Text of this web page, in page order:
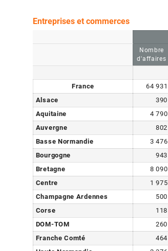
Entreprises et commerces
Nombre
d'affaires
France
64 931
Alsace
390
Aquitaine
4 790
Auvergne
802
Basse Normandie
3 476
Bourgogne
943
Bretagne
8 090
Centre
1 975
Champagne Ardennes
500
Corse
118
DOM-TOM
260
Franche Comté
464